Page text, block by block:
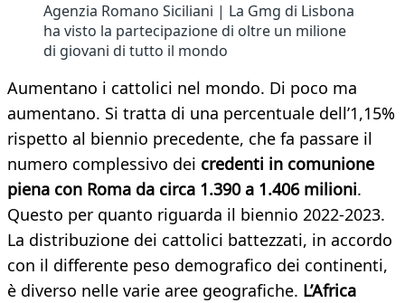
Agenzia Romano Siciliani | La Gmg di Lisbona
ha visto la partecipazione di oltre un milione
di giovani di tutto il mondo
Aumentano i cattolici nel mondo. Di poco ma
aumentano. Si tratta di una percentuale dell’1,15%
rispetto al biennio precedente, che fa passare il
numero complessivo dei credenti in comunione
piena con Roma da circa 1.390 a 1.406 milioni.
Questo per quanto riguarda il biennio 2022-2023.
La distribuzione dei cattolici battezzati, in accordo
con il differente peso demografico dei continenti,
è diverso nelle varie aree geografiche. L’Africa